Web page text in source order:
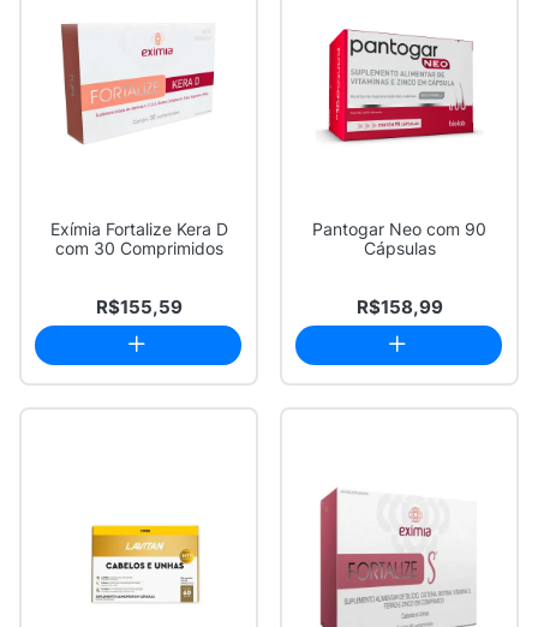
Exímia Fortalize Kera D
com 30 Comprimidos
R$155,59
Pantogar Neo com 90
Cápsulas
R$158,99